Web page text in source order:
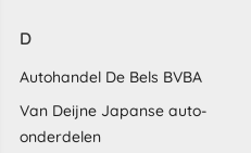
D
Autohandel De Bels BVBA
Van Deijne Japanse auto-
onderdelen